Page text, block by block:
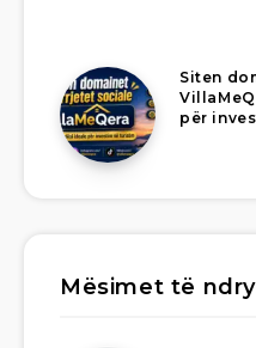
Siten
për
Mësimet të